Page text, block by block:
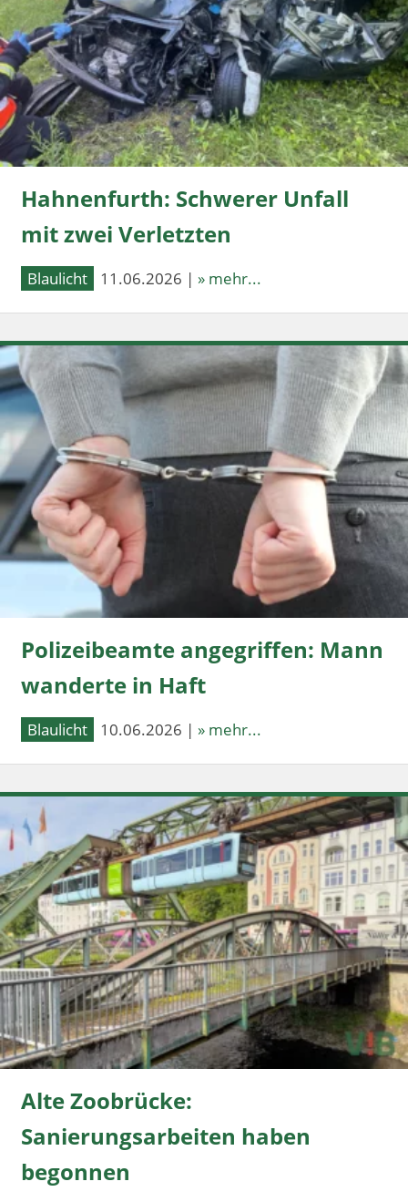
Hahnenfurth: Schwerer Unfall
mit zwei Verletzten
Blaulicht 11.06.2026 | » mehr...
Polizeibeamte angegriffen: Mann
wanderte in Haft
Blaulicht 10.06.2026 | » mehr...
Alte Zoobrücke:
Sanierungsarbeiten haben
begonnen